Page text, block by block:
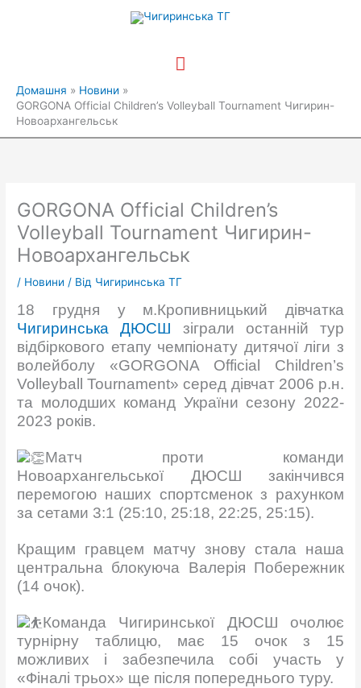
Головне
меню
Домашня
Новини
GORGONA Official Children’s Volleyball Tournament Чигирин-
Новоархангельськ
GORGONA Official Children’s
Volleyball Tournament Чигирин-
Новоархангельськ
/ Новини / Від Чигиринська ТГ
18 грудня у м.Кропивницький дівчатка
Чигиринська ДЮСШ зіграли останній тур
відбіркового етапу чемпіонату дитячої ліги з
волейболу «GORGONA Official Children’s
Volleyball Tournament» серед дівчат 2006 р.н.
та молодших команд України сезону 2022-
2023 років.
Матч проти команди
Новоархангельської ДЮСШ закінчився
перемогою наших спортсменок з рахунком
за сетами 3:1 (25:10, 25:18, 22:25, 25:15).
Кращим гравцем матчу знову стала наша
центральна блокуюча Валерія Побережник
(14 очок).
Команда Чигиринської ДЮСШ очолює
турнірну таблицю, має 15 очок з 15
можливих і забезпечила собі участь у
«Фіналі трьох» ще після попереднього туру.